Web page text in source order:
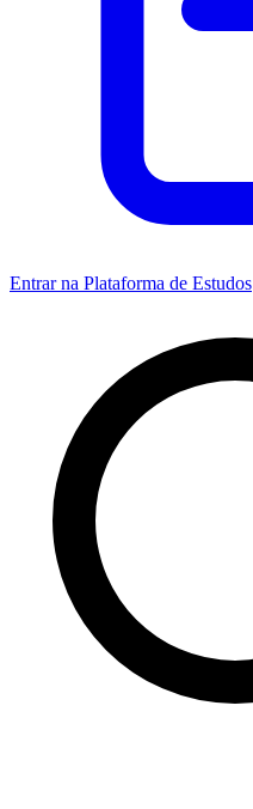
Entrar na Plataforma de Estudos